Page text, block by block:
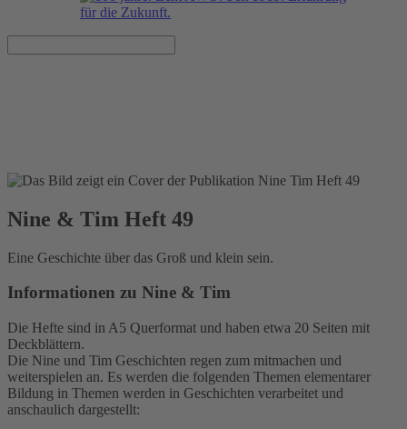
Nine & Tim Heft 49
Eine Geschichte über das Groß und klein sein.
Informationen zu Nine & Tim
Die Hefte sind in A5 Querformat und haben etwa 20 Seiten mit
Deckblättern.
Die Nine und Tim Geschichten regen zum mitmachen und
weiterspielen an. Es werden die folgenden Themen elementarer
Bildung in Themen werden in Geschichten verarbeitet und
anschaulich dargestellt: